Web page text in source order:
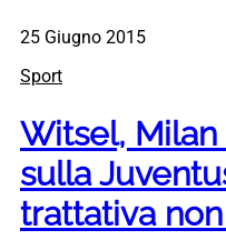
25 Giugno 2015
Sport
Witsel,
sulla
trattativa